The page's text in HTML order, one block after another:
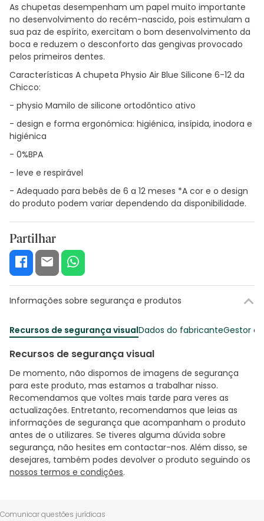
As chupetas desempenham um papel muito importante
no desenvolvimento do recém-nascido, pois estimulam a
sua paz de espírito, exercitam o bom desenvolvimento da
boca e reduzem o desconforto das gengivas provocado
pelos primeiros dentes.
Características A chupeta Physio Air Blue Silicone 6-12 da
Chicco:
- physio Mamilo de silicone ortodôntico ativo
- design e forma ergonómica: higiénica, insípida, inodora e
higiénica
- 0%BPA
- leve e respirável
- Adequado para bebês de 6 a 12 meses *A cor e o design
do produto podem variar dependendo da disponibilidade.
Partilhar
Informações sobre segurança e produtos
Recursos de segurança visualDados do fabricanteGestor
Recursos de segurança visual
De momento, não dispomos de imagens de segurança
para este produto, mas estamos a trabalhar nisso.
Recomendamos que voltes mais tarde para veres as
actualizações. Entretanto, recomendamos que leias as
informações de segurança que acompanham o produto
antes de o utilizares. Se tiveres alguma dúvida sobre
segurança, não hesites em contactar-nos. Além disso, se
desejares, também podes devolver o produto seguindo os
nossos termos e condições.
Comunicar questões jurídicas